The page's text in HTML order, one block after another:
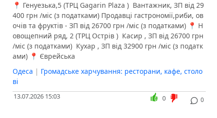
📍 Генуезька,5 (ТРЦ Gagarin Plaza ) ️ Вантажник, ЗП від 29
400 грн /міс (з податками) ️Продавці гастрономії,риби, ов
очів та фруктів - ЗП від 26700 грн /міс (з податками) 📍 Н
овощепний ряд, 2 (ТРЦ Острів ) ️ Касир , ЗП від 26700 грн
/міс (з податками) ️ Кухар , ЗП від 32900 грн /міс (з податк
ами) 📍 Єврейська
Одеса | Громадське харчування: ресторани, кафе, столо
ві
13.07.2026 15:03 0
0